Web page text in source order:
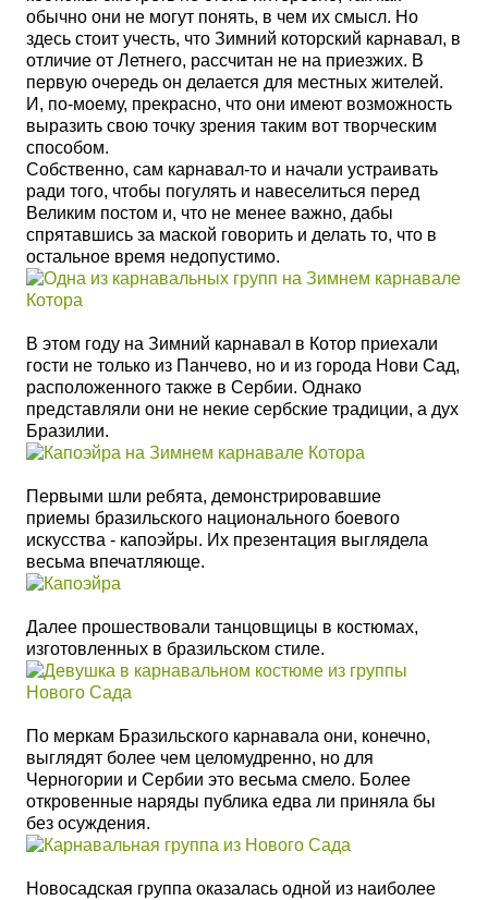
обычно они не могут понять, в чем их смысл. Но
здесь стоит учесть, что Зимний которский карнавал, в
отличие от Летнего, рассчитан не на приезжих. В
первую очередь он делается для местных жителей.
И, по-моему, прекрасно, что они имеют возможность
выразить свою точку зрения таким вот творческим
способом.
Собственно, сам карнавал-то и начали устраивать
ради того, чтобы погулять и навеселиться перед
Великим постом и, что не менее важно, дабы
спрятавшись за маской говорить и делать то, что в
остальное время недопустимо.
В этом году на Зимний карнавал в Котор приехали
гости не только из Панчево, но и из города Нови Сад,
расположенного также в Сербии. Однако
представляли они не некие сербские традиции, а дух
Бразилии.
Первыми шли ребята, демонстрировавшие
приемы бразильского национального боевого
искусства - капоэйры. Их презентация выглядела
весьма впечатляюще.
Далее прошествовали танцовщицы в костюмах,
изготовленных в бразильском стиле.
По меркам Бразильского карнавала они, конечно,
выглядят более чем целомудренно, но для
Черногории и Сербии это весьма смело. Более
откровенные наряды публика едва ли приняла бы
без осуждения.
Новосадская группа оказалась одной из наиболее